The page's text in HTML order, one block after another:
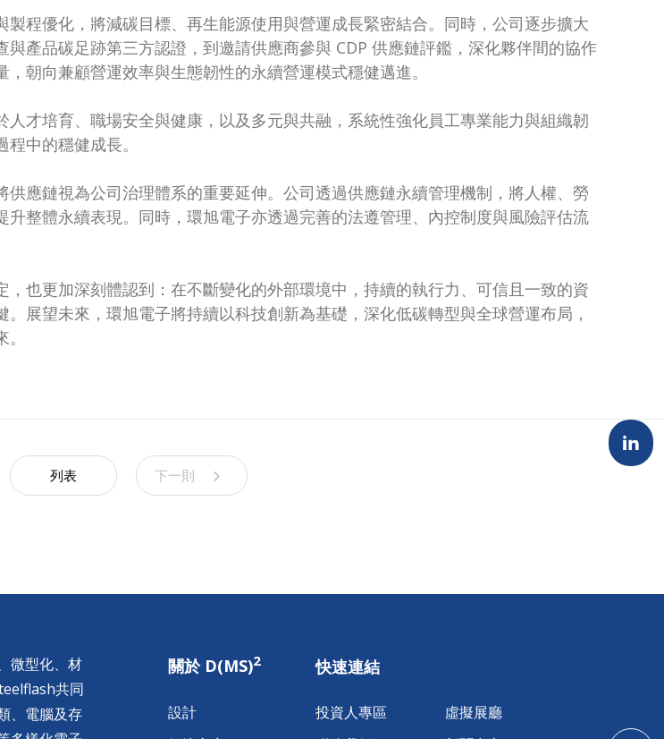
程優化，將減碳目標、再生能源使用與營運成長緊密結合。同時，公司逐步擴大
產品碳足跡第三方認證，到邀請供應商參與 CDP 供應鏈評鑑，深化夥伴間的協作
朝向兼顧營運效率與生態韌性的永續營運模式穩健邁進。
才培育、職場安全與健康，以及多元與共融，系統性強化員工專業能力與組織韌
中的穩健成長。
應鏈視為公司治理體系的重要延伸。公司透過供應鏈永續管理機制，將人權、勞
整體永續表現。同時，環旭電子亦透過完善的法遵管理、內控制度與風險評估流
也更加深刻體認到：在不斷變化的外部環境中，持續的執行力、可信且一致的資
展望未來，環旭電子將持續以科技創新為基礎，深化低碳轉型與全球營運布局，
列表 下一則
微型化、材
共同
、電腦及存
關於 D(MS)2
設計
快速連結
投資人專區
虛擬展廳